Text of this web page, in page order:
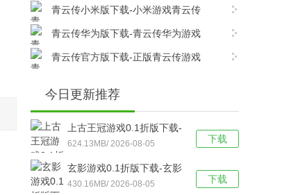
安卓版下载
青云传小米版下载-小米游戏青云传
v17.8.0安卓版下载
青云传华为版下载-青云传华为游戏
v17.8.0安卓版下载
青云传官方版下载-正版青云传游戏
今日更新推荐
下载
上古王冠游戏0.1折版下载-
上古王冠(0.1折官方正版)
福利版 v1.0安卓版下载
624.13MB/ 2026-08-05
下载
玄影游戏0.1折版下载-玄影
（0.1折盗帅送真充）手游
430.16MB/ 2026-08-05